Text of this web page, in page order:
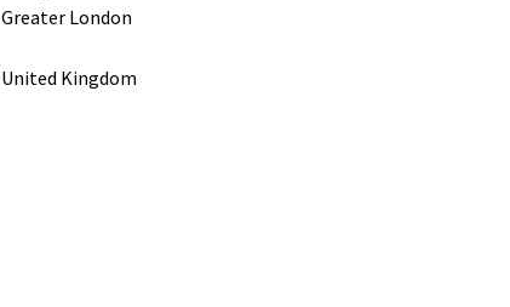
Greater London
United Kingdom